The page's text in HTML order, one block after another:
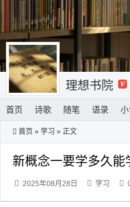
理想书院
首页 诗歌 随笔 语录
首页 » 学习 » 正文
新概念一要学多久能
2025年08月28日 学习